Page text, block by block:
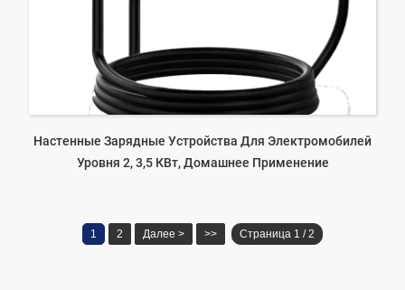
Настенные Зарядные Устройства Для Электромобилей
Уровня 2, 3,5 КВт, Домашнее Применение
1 2 Далее > >> Страница 1 / 2